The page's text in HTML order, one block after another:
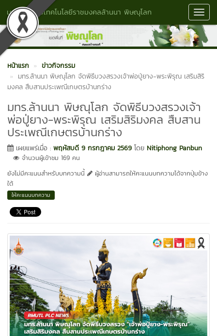
มหาวิทยาลัยเทคโนโลยีราชมงคลล้านนา พิษณุโลก
หน้าแรก
ข่าวกิจกรรม
มทร.ล้านนา พิษณุโลก จัดพิธีบวงสรวงเจ้าพ่อปู่ยาง-พระพิรุณ เสริมสิริ
มงคล สืบสานประเพณีเกษตรบ้านกร่าง
มทร.ล้านนา พิษณุโลก จัดพิธีบวงสรวงเจ้า
พ่อปู่ยาง-พระพิรุณ เสริมสิริมงคล สืบสาน
ประเพณีเกษตรบ้านกร่าง
เผยแพร่เมื่อ : พฤหัสบดี 9 กรกฎาคม 2569 โดย Nitiphong Panbun
จำนวนผู้เข้าชม 169 คน
ยังไม่มีคะแนนสำหรับบทความนี้
ผู้อ่านสามารถให้คะแนนบทความได้จากปุ่มข้าง
ใต้
ให้คะแนนบทความ